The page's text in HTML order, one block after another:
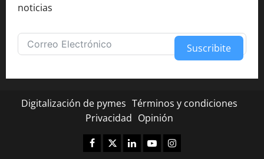
noticias
Suscribite
Digitalización de pymes Términos y condiciones
Privacidad Opinión
Facebook
TwitterLinkedinYoutubeInstagram
¿Te fue útil esta nota?